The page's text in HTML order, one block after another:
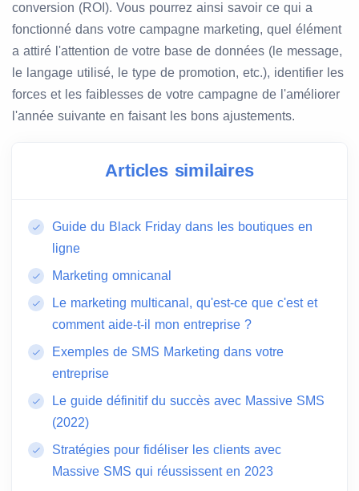
conversion (ROI). Vous pourrez ainsi savoir ce qui a
fonctionné dans votre campagne marketing, quel élément
a attiré l'attention de votre base de données (le message,
le langage utilisé, le type de promotion, etc.), identifier les
forces et les faiblesses de votre campagne de l'améliorer
l'année suivante en faisant les bons ajustements.
Articles similaires
Guide du Black Friday dans les boutiques en
ligne
Marketing omnicanal
Le marketing multicanal, qu'est-ce que c'est et
comment aide-t-il mon entreprise ?
Exemples de SMS Marketing dans votre
entreprise
Le guide définitif du succès avec Massive SMS
(2022)
Stratégies pour fidéliser les clients avec
Massive SMS qui réussissent en 2023